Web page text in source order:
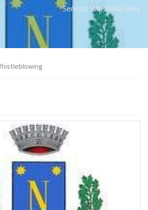
Servizio Whistleblowing